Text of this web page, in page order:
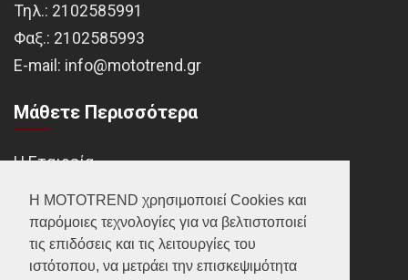
Η MOTOTREND χρησιμοποιεί Cookies και
παρόμοιες τεχνολογίες για να βελτιστοποιεί
τις επιδόσεις και τις λειτουργίες του
ιστότοπου, να μετράει την επισκεψιμότητα
Τηλ.: 2102585991
Φαξ.: 2102585993
Ε-mail: info@mototrend.gr
Μάθετε Περισσότερα
Η Εταιρεία
Brands
Νέα
Οικονομικά στοιχεία